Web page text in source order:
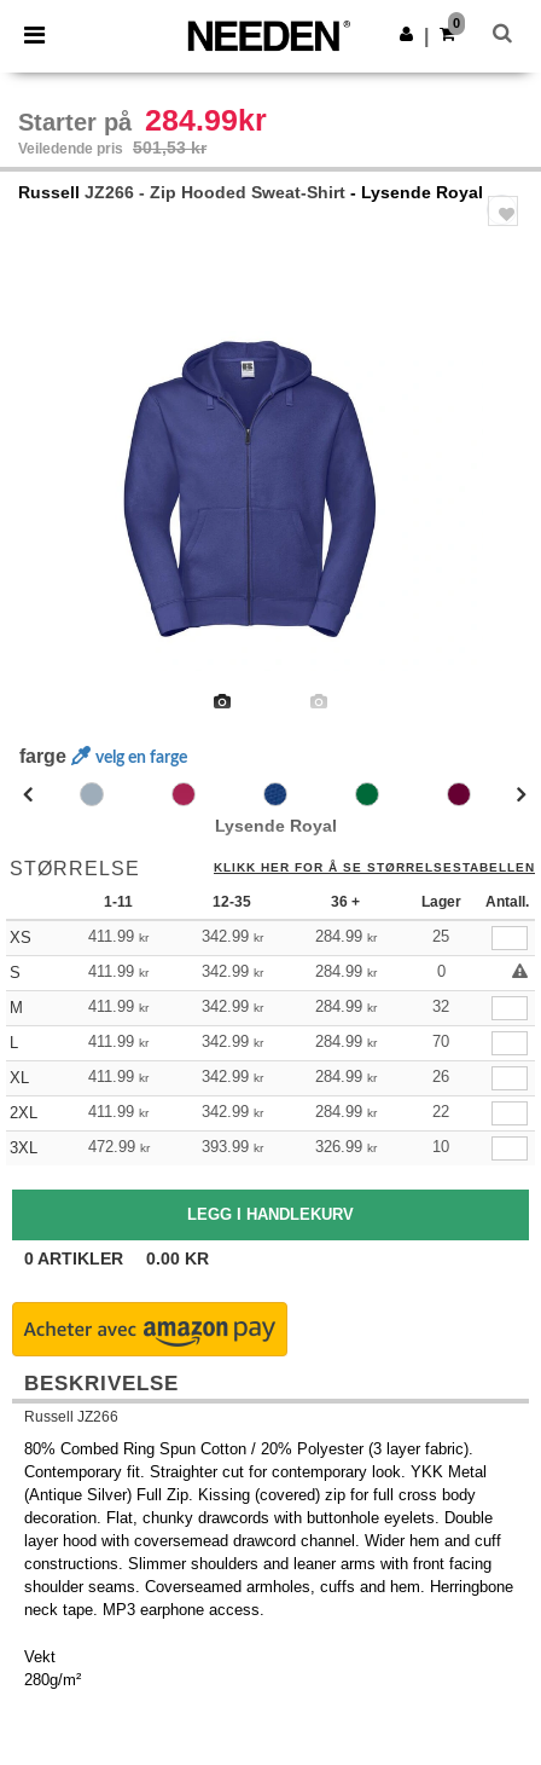
× Needen-app
Bedre priser i appen!
Last ned app
0
Starter på 284.99kr
Veiledende pris 501,53 kr
Russell JZ266 - Zip Hooded Sweat-Shirt - Lysende Royal
farge velg en farge
Lysende Royal
STØRRELSE KLIKK HER FOR Å SE STØRRELSESTABELLEN
1-11 12-35 36 + Lager Antall.
XS 411.99 kr 342.99 kr 284.99 kr
25
S
411.99 kr 342.99 kr 284.99 kr
0
M
411.99 kr 342.99 kr 284.99 kr
32
L
411.99 kr 342.99 kr 284.99 kr
70
XL
411.99 kr 342.99 kr 284.99 kr
26
2XL
411.99 kr 342.99 kr 284.99 kr
22
3XL
472.99 kr 393.99 kr 326.99 kr 10
0ARTIKLER 0.00 KR
BESKRIVELSE
Russell JZ266
80% Combed Ring Spun Cotton / 20% Polyester (3 layer fabric).
Contemporary fit. Straighter cut for contemporary look. YKK Metal
(Antique Silver) Full Zip. Kissing (covered) zip for full cross body
decoration. Flat, chunky drawcords with buttonhole eyelets. Double
layer hood with coversemead drawcord channel. Wider hem and cuff
constructions. Slimmer shoulders and leaner arms with front facing
shoulder seams. Coverseamed armholes, cuffs and hem. Herringbone
neck tape. MP3 earphone access.
Vekt
280g/m²